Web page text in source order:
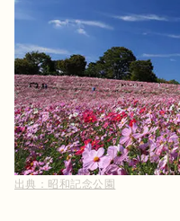
出典： 昭和記念公園